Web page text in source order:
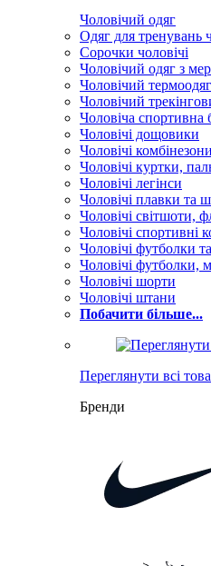
Чоловічий одяг
Одяг для тренувань
Сорочки чоловічі
Чоловічий одяг з
Чоловічий термоодяг
Чоловічий
Чоловіча спортивна
Чоловічі дощовики
Чоловічі комбінезони
Чоловічі куртки,
Чоловічі легінси
Чоловічі плавки та
Чоловічі світшоти,
Чоловічі спортивні
Чоловічі футболки
Чоловічі футболки,
Чоловічі шорти
Чоловічі штани
Побачити більше...
Переглянути всі
Бренди